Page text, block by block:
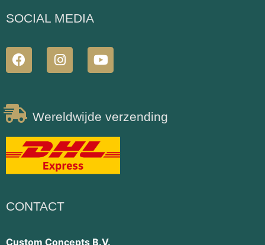
SOCIAL MEDIA
Wereldwijde verzending
CONTACT
Custom Concepts B.V.